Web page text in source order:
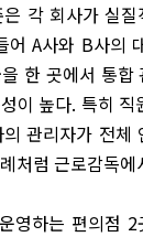
각 회사가 실
어 A사와 B사의
한 곳에서 통합
이 높다. 특히 직
의 관리자가 전체
처럼 근로감독
영하는 편의점 2